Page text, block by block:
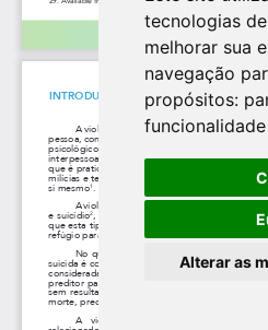
tecnologias
melhorar sua
navegação
propósitos:
Alterar as